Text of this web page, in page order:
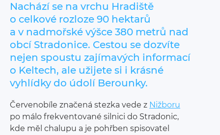
Nachází se na vrchu Hradiště
o celkové rozloze 90 hektarů
a v nadmořské výšce 380 metrů nad
obcí Stradonice. Cestou se dozvíte
nejen spoustu zajímavých informací
o Keltech, ale užijete si i krásné
vyhlídky do údolí Berounky.
Červenobíle značená stezka vede z Nižboru
po málo frekventované silnici do Stradonic,
kde měl chalupu a je pohřben spisovatel